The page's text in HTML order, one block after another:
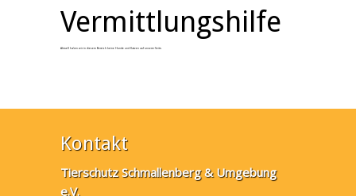
Vermittlungshilfe
Aktuell haben wir in diesem Bereich keine Hunde und Katzen auf unserer Seite.
Kontakt
Tierschutz Schmallenberg & Umgebung
e.V.